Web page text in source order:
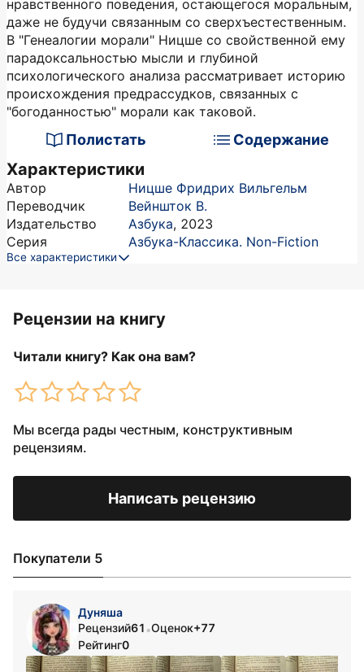
нравственного поведения, остающегося моральным,
даже не будучи связанным со сверхъестественным.
В "Генеалогии морали" Ницше со свойственной ему
парадоксальностью мысли и глубиной
психологического анализа рассматривает историю
происхождения предрассудков, связанных с
"богоданностью" морали как таковой.
Полистать Содержание
Характеристики
Автор
Ницше Фридрих Вильгельм
Переводчик
Вейншток В.
Издательство
Азбука, 2023
Серия
Азбука-Классика. Non-Fiction
Все характеристики
Рецензии на книгу
Читали книгу? Как она вам?
Мы всегда рады честным, конструктивным
рецензиям.
Написать рецензию
Покупатели 5
Дуняша
Рецензий61 •Оценок+77
Рейтинг0